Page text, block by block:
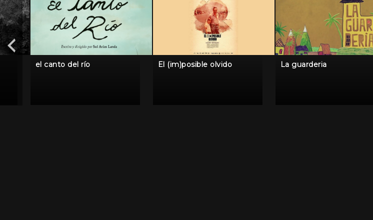
el canto del río El (im)posible olvido La guarderia